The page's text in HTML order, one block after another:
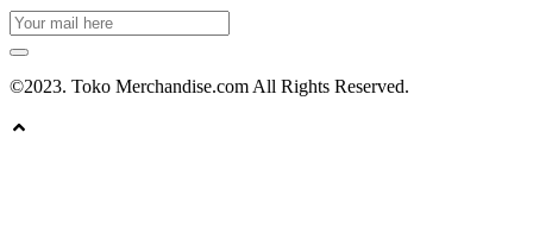
©2023. Toko Merchandise.com All Rights Reserved.